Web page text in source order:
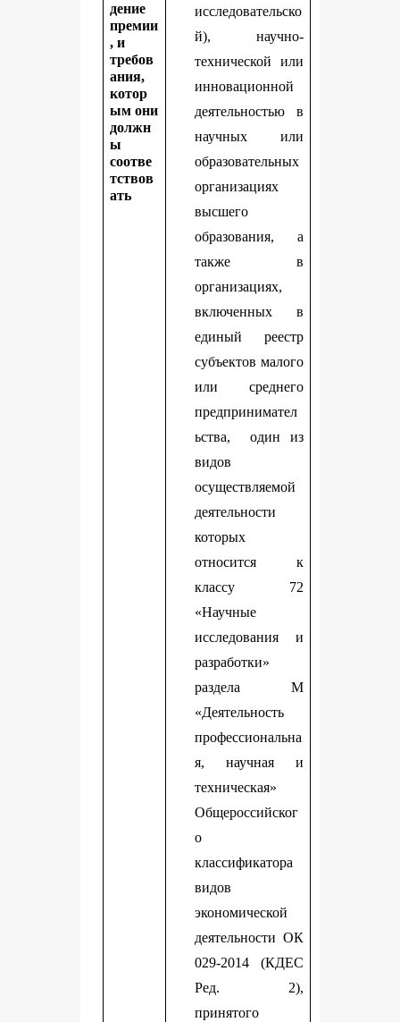
дение
премии
, и
требов
ания,
котор
ым они
должн
ы
соотве
тствов
ать
исследовательско
й), научно-
технической или
инновационной
деятельностью в
научных или
образовательных
организациях
высшего
образования, а
также в
организациях,
включенных в
единый реестр
субъектов малого
или среднего
предпринимател
ьства, один из
видов
осуществляемой
деятельности
которых
относится к
классу 72
«Научные
исследования и
разработки»
раздела М
«Деятельность
профессиональна
я, научная и
техническая»
Общероссийског
о
классификатора
видов
экономической
деятельности ОК
029-2014 (КДЕС
Ред. 2),
принятого